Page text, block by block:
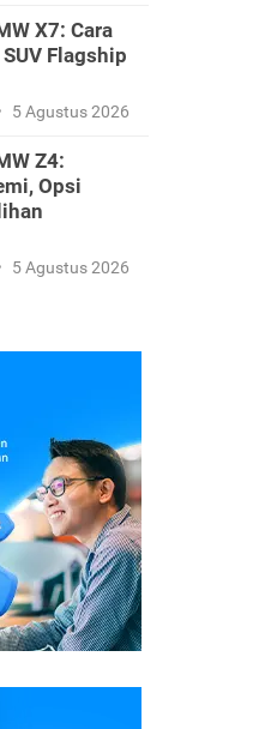
X7: Cara
Flagship
5 Agustus 2026
Z4:
Opsi
5 Agustus 2026